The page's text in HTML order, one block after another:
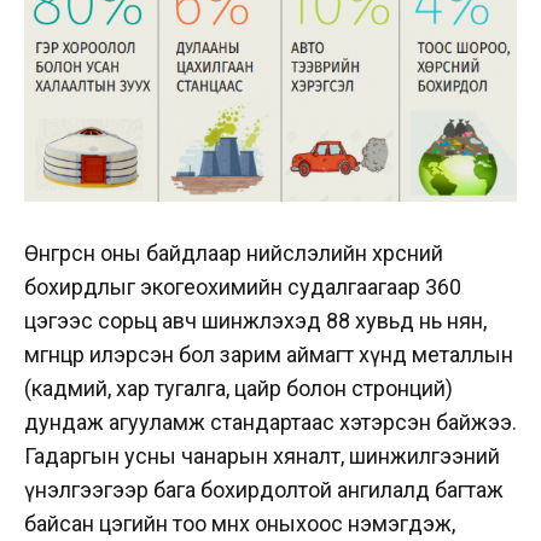
Өнгөрсөн оны байдлаар нийслэлийн хөрсний
бохирдлыг экогеохимийн судалгаагаар 360
цэгээс сорьц авч шинжлэхэд 88 хувьд нь нян,
мөөгөнцөр илэрсэн бол зарим аймагт хүнд металлын
(кадмий, хар тугалга, цайр болон стронций)
дундаж агууламж стандартаас хэтэрсэн байжээ.
Гадаргын усны чанарын хяналт, шинжилгээний
үнэлгээгээр бага бохирдолтой ангилалд багтаж
байсан цэгийн тоо өмнөх оныхоос нэмэгдэж,